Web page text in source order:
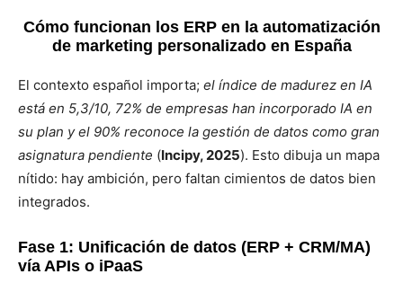
Cómo funcionan los ERP en la automatización
de marketing personalizado en España
El contexto español importa; el índice de madurez en IA
está en 5,3/10, 72% de empresas han incorporado IA en
su plan y el 90% reconoce la gestión de datos como gran
asignatura pendiente (Incipy, 2025). Esto dibuja un mapa
nítido: hay ambición, pero faltan cimientos de datos bien
integrados.
Fase 1: Unificación de datos (ERP + CRM/MA)
vía APIs o iPaaS